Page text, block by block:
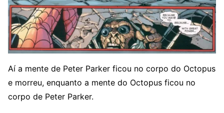
Aí a mente de Peter Parker ficou no corpo do Octopus
e morreu, enquanto a mente do Octopus ficou no
corpo de Peter Parker.